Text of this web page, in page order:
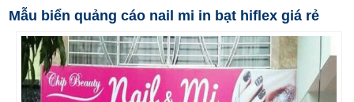
Mẫu biển quảng cáo nail mi in bạt hiflex giá rẻ